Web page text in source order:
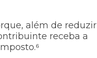
além de reduzir
receba a